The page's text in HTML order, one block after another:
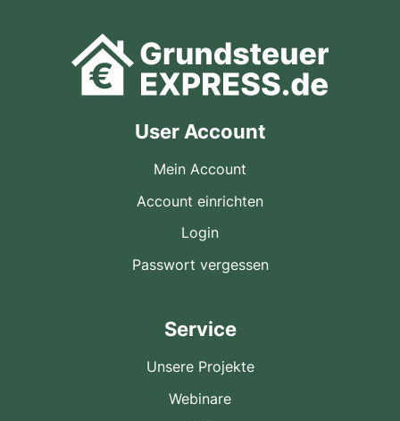
User Account
Mein Account
Account einrichten
Login
Passwort vergessen
Service
Unsere Projekte
Webinare